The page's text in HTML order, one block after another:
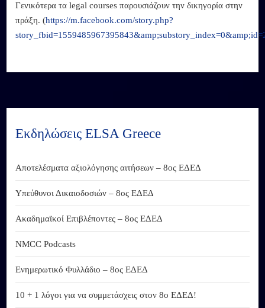
Γενικότερα τα legal courses παρουσιάζουν την δικηγορία στην
πράξη. (https://m.facebook.com/story.php?
Εκδηλώσεις ELSA Greece
Αποτελέσματα αξιολόγησης αιτήσεων – 8ος ΕΔΕΔ
Υπεύθυνοι Δικαιοδοσιών – 8ος ΕΔΕΔ
Ακαδημαϊκοί Επιβλέποντες – 8ος ΕΔΕΔ
NMCC Podcasts
Ενημερωτικό Φυλλάδιο – 8ος ΕΔΕΔ
10 + 1 λόγοι για να συμμετάσχεις στον 8ο ΕΔΕΔ!